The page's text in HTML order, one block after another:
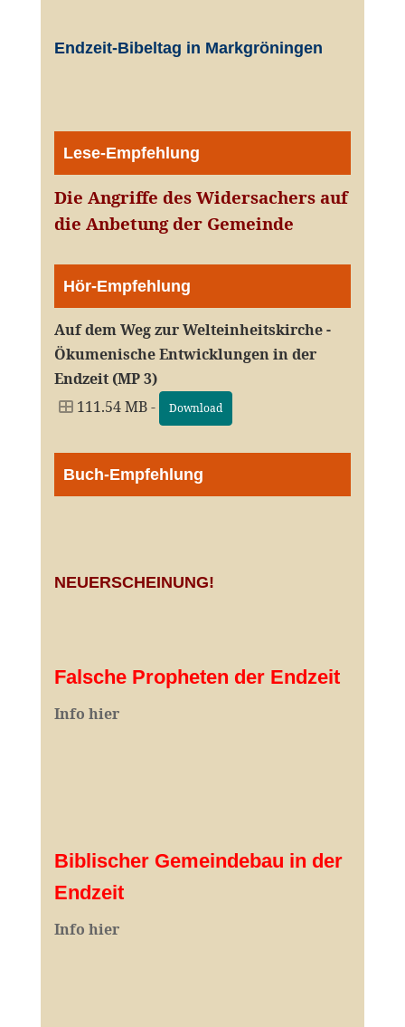
Endzeit-Bibeltag in Markgröningen
Lese-Empfehlung
Die Angriffe des Widersachers auf
die Anbetung der Gemeinde
Hör-Empfehlung
Auf dem Weg zur Welteinheitskirche -
Ökumenische Entwicklungen in der
Endzeit (MP 3)
111.54 MB -
Download
Buch-Empfehlung
NEUERSCHEINUNG!
Falsche Propheten der Endzeit
Info hier
Biblischer Gemeindebau in der
Endzeit
Info hier